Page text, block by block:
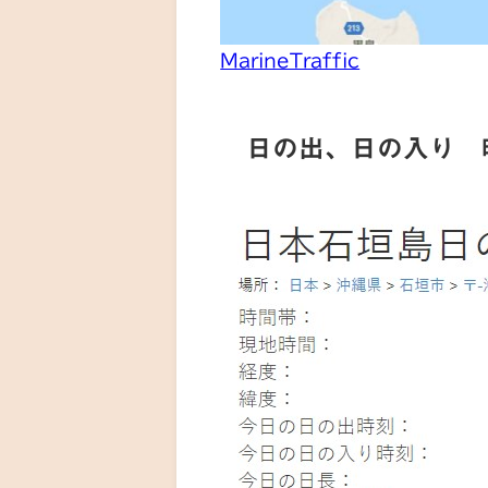
MarineTraffic
日の出、日の入り